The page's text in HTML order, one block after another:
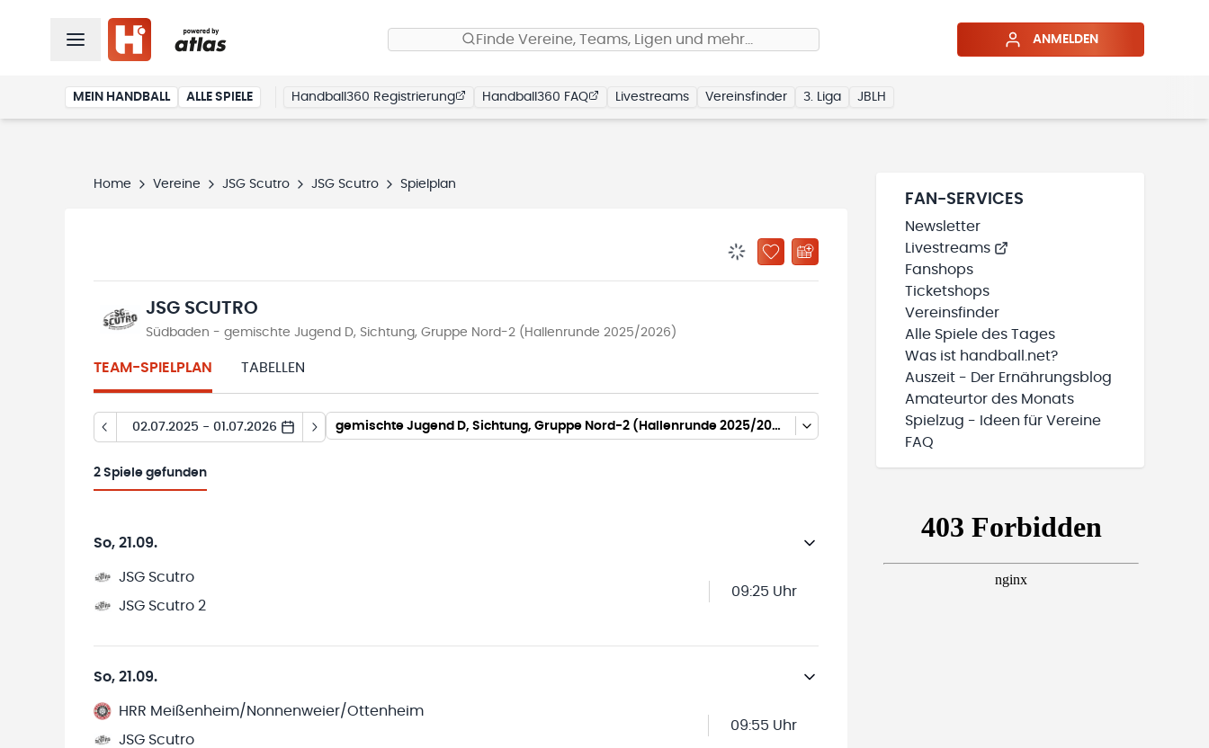
Finde Vereine, Teams, Ligen und mehr… ANMELDEN
MEIN HANDBALL ALLE SPIELE Handball360 Registrierung Handball360 FAQ Livestreams Vereinsfinder 3. Liga JBLH
Home Vereine JSG Scutro JSG Scutro Spielplan
BENACHRICHTIGUNGSSTATUS WIRD GELADEN
ZU „MEINE TEAMS“ HINZUFÜGEN
JSG SCUTRO
Südbaden - gemischte Jugend D, Sichtung, Gruppe Nord-2 (Hallenrunde 2025/2026)
TEAM-SPIELPLAN TABELLEN
02.07.2025 - 01.07.2026 gemischte Jugend D, Sichtung, Gruppe Nord-2 (Hallenrunde 2025/2026)
2 Spiele gefunden
So, 21.09.
JSG Scutro
JSG Scutro 2
09:25 Uhr
So, 21.09.
HRR Meißenheim/Nonnenweier/Ottenheim
JSG Scutro
09:55 Uhr
FAN-SERVICES
Newsletter
Livestreams
Fanshops
Ticketshops
Vereinsfinder
Alle Spiele des Tages
Was ist handball.net?
Auszeit - Der Ernährungsblog
Amateurtor des Monats
Spielzug - Ideen für Vereine
FAQ